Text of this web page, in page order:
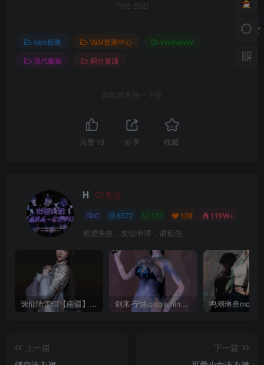
THE END
vam服装 VaM资源中心
vvvevevvv
现代服装
积分资源
喜欢就支持一下吧
点赞 10 分享 收藏
H 关注
0 6572 131 128 119W+
资源失效，友链申请，请私信。
诛仙陆雪琪【南疆】CoveRig 剑来-宁姚qiaqia.ningyao-re.1
上一篇
下一篇